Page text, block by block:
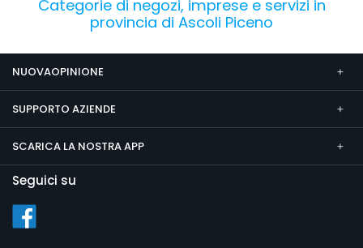
Categorie di negozi, imprese e servizi in
provincia di Ascoli Piceno
NUOVAOPINIONE
SUPPORTO AZIENDE
SCARICA LA NOSTRA APP
Seguici su